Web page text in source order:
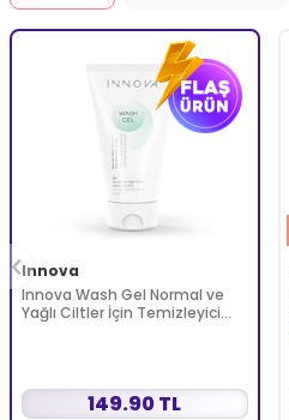
Innova
Innova Wash Gel Normal ve
Yağlı Ciltler İçin Temizleyici
149.90 TL